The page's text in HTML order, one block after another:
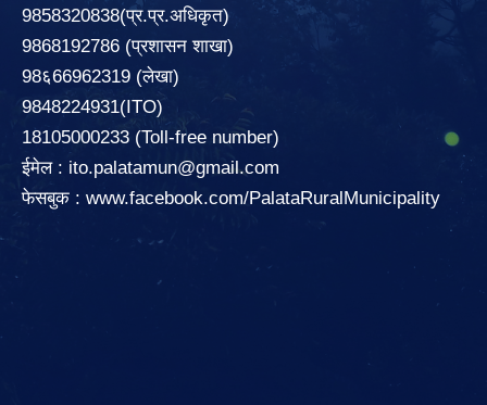
9858320838(प्र.प्र.अधिकृत)
9868192786 (प्रशासन शाखा)
98६66962319 (लेखा)
9848224931(ITO)
18105000233 (Toll-free number)
ईमेल : ito.palatamun@gmail.com
फेसबुक : www.facebook.com/PalataRuralMunicipality